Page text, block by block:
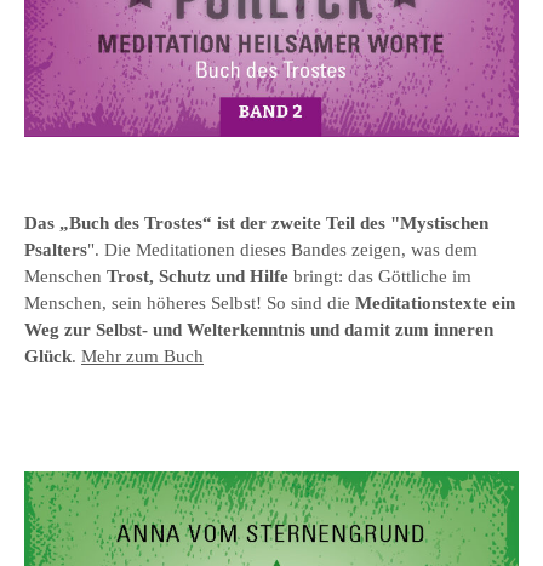
Das „Buch des Trostes“ ist der zweite Teil des "Mystischen
Psalters". Die Meditationen dieses Bandes zeigen, was dem
Menschen Trost, Schutz und Hilfe bringt: das Göttliche im
Menschen, sein höheres Selbst! So sind die Meditationstexte ein
Weg zur Selbst- und Welterkenntnis und damit zum inneren
Glück. Mehr zum Buch